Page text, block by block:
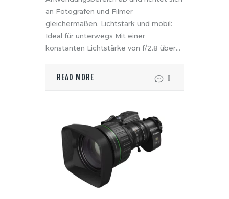
an Fotografen und Filmer
gleichermaßen. Lichtstark und mobil:
Ideal für unterwegs Mit einer
konstanten Lichtstärke von f/2.8 über…
READ MORE 0